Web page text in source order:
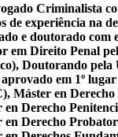
Criminalista
de experiência na
e doutorado com
em Direito Penal
Doutorando pela
em 1º lugar
Máster en
en Derecho
en Derecho